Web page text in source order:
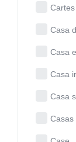
Casa
Casa
Casa
Casa
Casas